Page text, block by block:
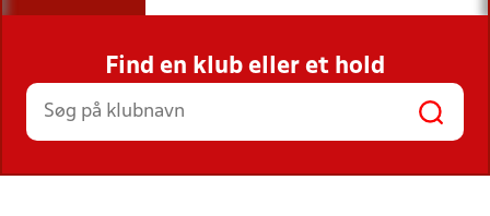
INDHOLD OG NYHEDER
STILLINGER, RESULTATER, KLUBBER OG
HOLD
Find en klub eller et hold